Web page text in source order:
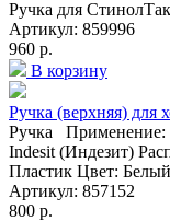
Ручка для
Артикул: 859996
960 р.
В корзину
Ручка (верхняя) для
Ручка Применение:
Indesit (Индезит)
Пластик Цвет:
Артикул: 857152
800 р.